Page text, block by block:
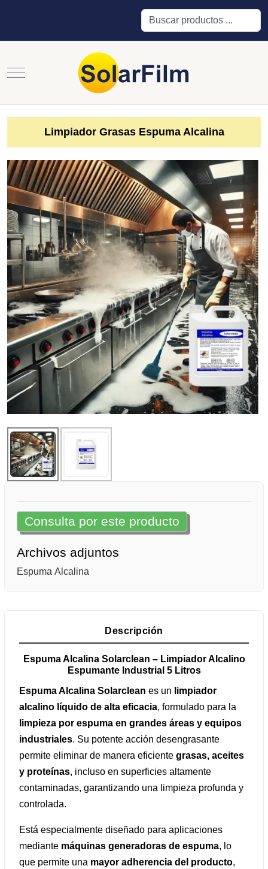
Buscar
Mobile Menu Toggle
Limpiador Grasas Espuma Alcalina
Consulta por este producto
Archivos adjuntos
Espuma Alcalina
Descripción
Espuma Alcalina Solarclean – Limpiador Alcalino
Espumante Industrial 5 Litros
Espuma Alcalina Solarclean es un limpiador
alcalino líquido de alta eficacia, formulado para la
limpieza por espuma en grandes áreas y equipos
industriales. Su potente acción desengrasante
permite eliminar de manera eficiente grasas, aceites
y proteínas, incluso en superficies altamente
contaminadas, garantizando una limpieza profunda y
controlada.
Está especialmente diseñado para aplicaciones
mediante máquinas generadoras de espuma, lo
que permite una mayor adherencia del producto,